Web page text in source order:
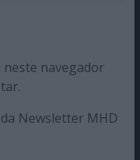
neste navegador
Newsletter MHD